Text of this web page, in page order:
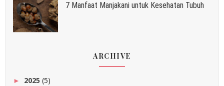
7 Manfaat Manjakani untuk Kesehatan Tubuh
ARCHIVE
► 2025 (5)